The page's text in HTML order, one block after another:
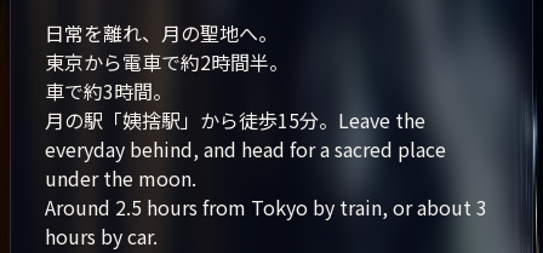
日常を離れ、月の聖地へ。
東京から電車で約2時間半。
車で約3時間。
月の駅「姨捨駅」から徒歩15分。 Leave the
everyday behind, and head for a sacred place
under the moon.
Around 2.5 hours from Tokyo by train, or about 3
hours by car.